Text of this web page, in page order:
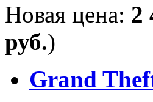
Новая цена: 2
руб.)
Grand